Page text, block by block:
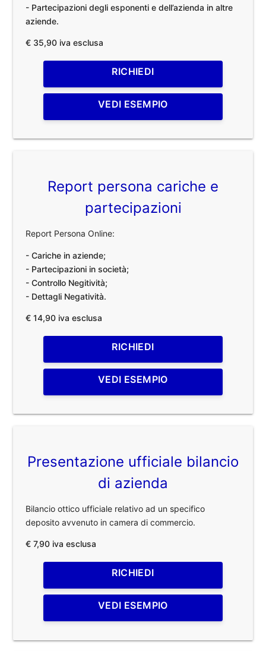
- Partecipazioni degli esponenti e dell’azienda in altre
aziende.
€ 35,90 iva esclusa
RICHIEDI
VEDI ESEMPIO
Report persona cariche e
partecipazioni
Report Persona Online:
- Cariche in aziende;
- Partecipazioni in società;
- Controllo Negitività;
- Dettagli Negatività.
€ 14,90 iva esclusa
RICHIEDI
VEDI ESEMPIO
Presentazione ufficiale bilancio
di azienda
Bilancio ottico ufficiale relativo ad un specifico
deposito avvenuto in camera di commercio.
€ 7,90 iva esclusa
RICHIEDI
VEDI ESEMPIO